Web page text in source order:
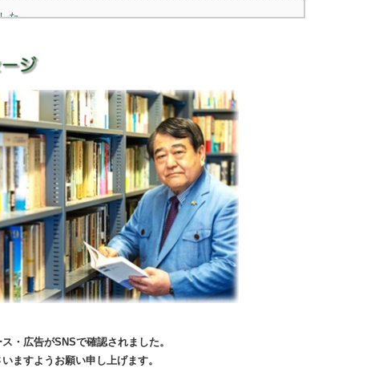
た。
た。
・広告がSNSで確認されました。
いますようお願い申し上げます。